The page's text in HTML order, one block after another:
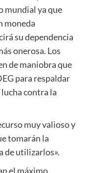
mundial ya que
moneda
su dependencia
onerosa. Los
de maniobra que
para respaldar
contra la
muy valioso y
tomarán la
de utilizarlos».
el máximo